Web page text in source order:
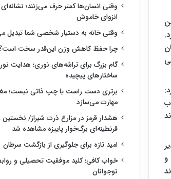
و
وقتی انسان‌ها کمتر حرف می‌زنند؛
انزوای خاموش
وقتی خانه به دستیار شخصی شما تبدیل
چرا حفظ کاهش وزن این‌قدر سخت
گام بزرگ برای تراشه‌های نوری؛ هدایت
ساختارهای پیچیده
برتری دست راست یا چپ ذاتی نیست؛ مغز
مهارت می‌سازد
هشدار قرمز در مزارع ذرت شیراز/ نخستین
قرنطینه‌ای برگ‌خوار پاییزه مشاهده شد
امید تازه برای جلوگیری از بازگشت سرطان
خواب کافی؛ کلید موفقیت تحصیلی و
نوجوانان